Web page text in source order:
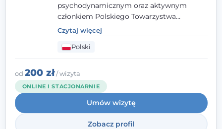
psychodynamicznym oraz aktywnym
członkiem Polskiego Towarzystwa
Psychoterapii Psychodynamicznej. W
mojej pracy zawodowej kładę duży nacisk
na uważne słuchanie Pacjenta. Interesuje
mnie szczególnie psychoterapia zaburzeń
osobowości, zaburzeń nerwicowych i
lękowych, a także zagadnienia związane z
małżeństwem i rodziną, w tym problemy w
relacjach rodzinnych. Nie specjalizuję się w
uzależnieniach.
Czytaj więcej
Polski
od 200 zł/ wizyta
ONLINE I STACJONARNIE
Umów wizytę
Zobacz profil